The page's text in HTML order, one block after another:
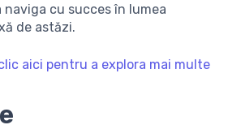
naviga cu succes în lumea
de astăzi.
aici pentru a explora mai multe